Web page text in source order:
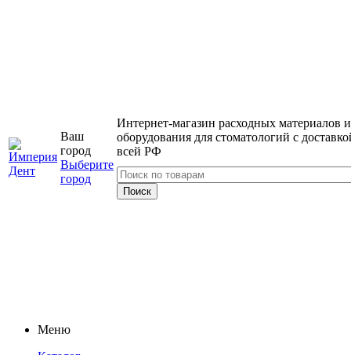
Ваш
город
Выберите
город
Интернет-магазин расходных материалов и
оборудования для стоматологий с
всей РФ
Меню